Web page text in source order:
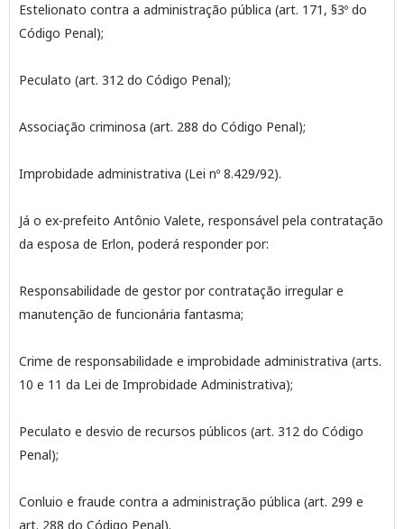
Estelionato contra a administração pública (art. 171, §3º do
Código Penal);
Peculato (art. 312 do Código Penal);
Associação criminosa (art. 288 do Código Penal);
Improbidade administrativa (Lei nº 8.429/92).
Já o ex-prefeito Antônio Valete, responsável pela contratação
da esposa de Erlon, poderá responder por:
Responsabilidade de gestor por contratação irregular e
manutenção de funcionária fantasma;
Crime de responsabilidade e improbidade administrativa (arts.
10 e 11 da Lei de Improbidade Administrativa);
Peculato e desvio de recursos públicos (art. 312 do Código
Penal);
Conluio e fraude contra a administração pública (art. 299 e
art. 288 do Código Penal).